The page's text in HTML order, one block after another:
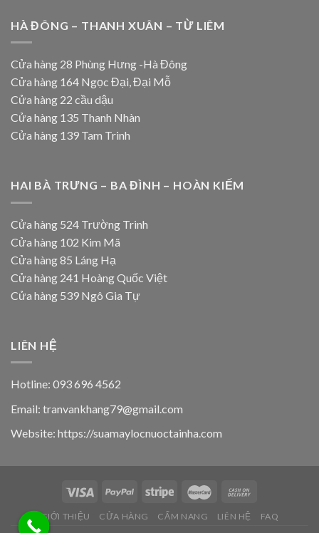
HÀ ĐÔNG – THANH XUÂN – TỪ LIÊM
Cửa hàng 28 Phùng Hưng -Hà Đông
Cửa hàng 164 Ngọc Đại, Đại Mỗ
Cửa hàng 22 cầu dậu
Cửa hàng 135 Thanh Nhàn
Cửa hàng 139 Tam Trinh
HAI BÀ TRƯNG – BA ĐÌNH – HOÀN KIẾM
Cửa hàng 524 Trường Trinh
Cửa hàng 102 Kim Mã
Cửa hàng 85 Láng Hạ
Cửa hàng 241 Hoàng Quốc Việt
Cửa hàng 539 Ngô Gia Tự
LIÊN HỆ
Hotline: 093 696 4562
Email: tranvankhang79@gmail.com
Website: https://suamaylocnuoctainha.com
GIỚI THIỆU CỬA HÀNG CẨM NANG LIÊN HỆ FAQ